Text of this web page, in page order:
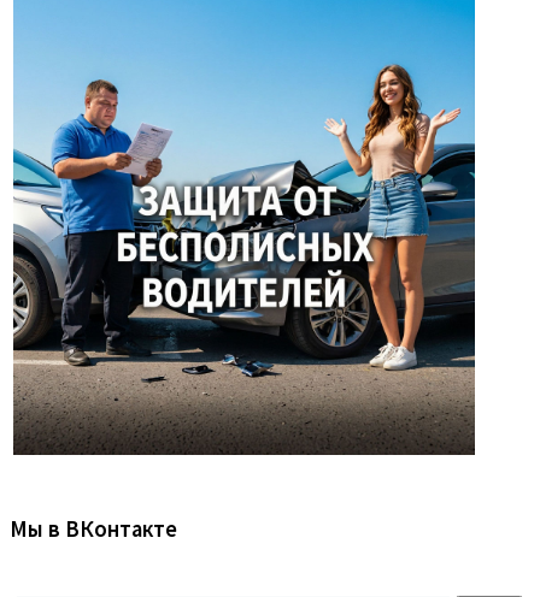
Мы в ВКонтакте